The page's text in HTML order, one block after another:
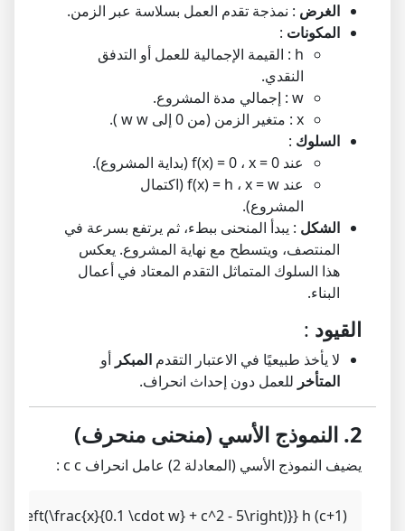
الغرض : نمذجة تقدم العمل بسلاسة عبر الزمن.
المكونات :
h : القيمة الإجمالية للعمل أو التدفق
النقدي.
w : إجمالي مدة المشروع.
x : متغير الزمن (من 0 إلى w
w
).
السلوك :
عند x = 0 ، f(x) = 0(بداية المشروع).
عند x = w ، f(x) = h(اكتمال
المشروع).
الشكل : يبدأ المنحنى ببطء، ثم يرتفع بسرعة في
المنتصف، ويتسطح مع نهاية المشروع. يعكس
هذا السلوك المتماثل التقدم المعتاد في أعمال
البناء.
القيود :
لا يأخذ طبيعيًا في الاعتبار التقدم المبكر أو
المتأخر للعمل دون إحداث انحراف.
2. النموذج الأسي (منحنى منحرف)
يضيف النموذج الأسي (المعادلة 2) عامل انحراف c
c
:
\left(\frac{x}{0.1 \cdot w} + c^2 - 5\right)}} h (c+1)